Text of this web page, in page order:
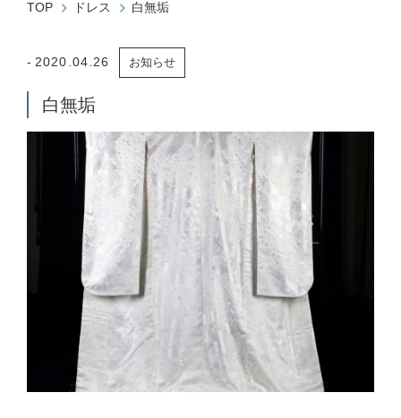
TOP ドレス 白無垢
2020.04.26 お知らせ
白無垢